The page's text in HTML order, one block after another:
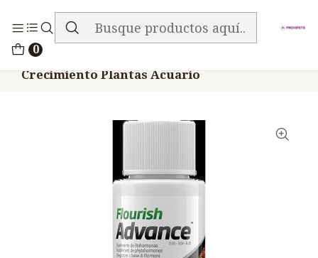
0
ENVIO GRATIS EN TODA LA TIENDA
Crecimiento Plantas Acuario